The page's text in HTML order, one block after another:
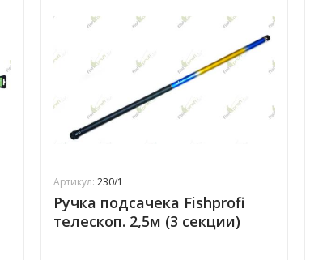
Артикул: 230/1
Ручка подсачека Fishprofi
телескоп. 2,5м (3 секции)